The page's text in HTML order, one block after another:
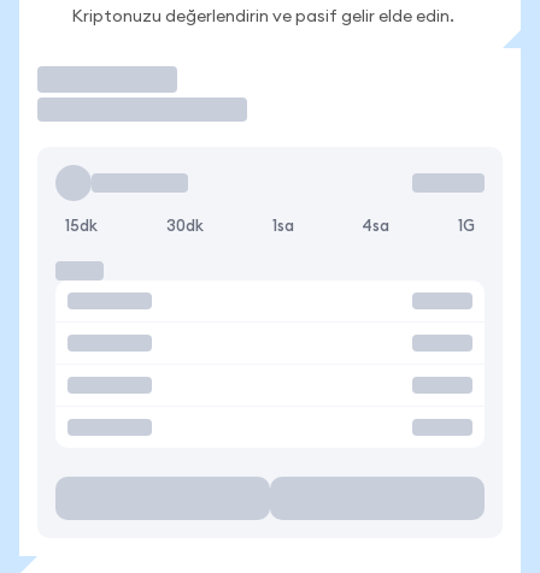
Kriptonuzu değerlendirin ve pasif gelir elde edin.
15dk 30dk 1sa 4sa 1G